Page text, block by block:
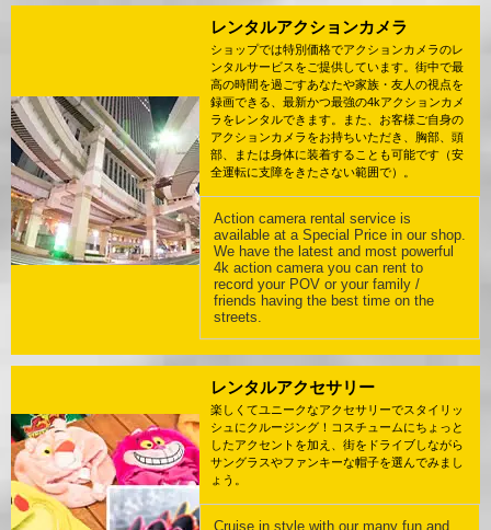
レンタルアクションカメラ
ショップでは特別価格でアクションカメラのレ
ンタルサービスをご提供しています。街中で最
高の時間を過ごすあなたや家族・友人の視点を
録画できる、最新かつ最強の4kアクションカメ
ラをレンタルできます。また、お客様ご自身の
アクションカメラをお持ちいただき、胸部、頭
部、または身体に装着することも可能です（安
全運転に支障をきたさない範囲で）。
Action camera rental service is
available at a Special Price in our shop.
We have the latest and most powerful
4k action camera you can rent to
record your POV or your family /
friends having the best time on the
streets.
レンタルアクセサリー
楽しくてユニークなアクセサリーでスタイリッ
シュにクルージング！コスチュームにちょっと
したアクセントを加え、街をドライブしながら
サングラスやファンキーな帽子を選んでみまし
ょう。
Cruise in style with our many fun and